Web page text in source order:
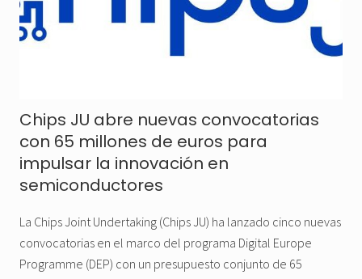
Chips JU abre nuevas convocatorias
con 65 millones de euros para
impulsar la innovación en
semiconductores
La Chips Joint Undertaking (Chips JU) ha lanzado cinco nuevas
convocatorias en el marco del programa Digital Europe
Programme (DEP) con un presupuesto conjunto de 65